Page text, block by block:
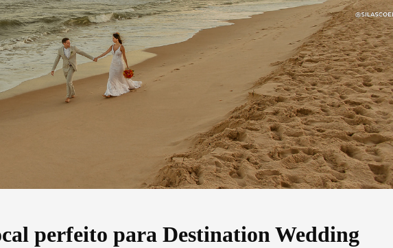
perfeito para Destination Wedding